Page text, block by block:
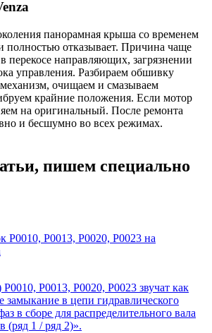
панорамная крыша со временем
полностью отказывает. Причина чаще
перекосе направляющих, загрязнении
управления. Разбираем обшивку
очищаем и смазываем
крайние положения. Если мотор
на оригинальный. После ремонта
и бесшумно во всех режимах.
пишем специально
P0010, P0013, P0020, P0023 на
P0013, P0020, P0023 звучат как
замыкание в цепи гидравлического
в сборе для распределительного вала
(ряд 1 / ряд 2)».